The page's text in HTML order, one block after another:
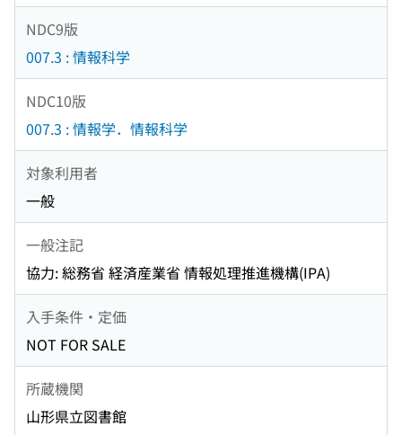
NDC9版
007.3 : 情報科学
NDC10版
007.3 : 情報学．情報科学
対象利用者
一般
一般注記
協力: 総務省 経済産業省 情報処理推進機構(IPA)
入手条件・定価
NOT FOR SALE
所蔵機関
山形県立図書館